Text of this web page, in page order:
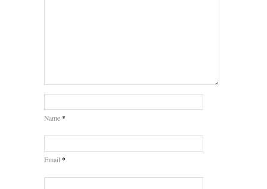
Name *
Email *